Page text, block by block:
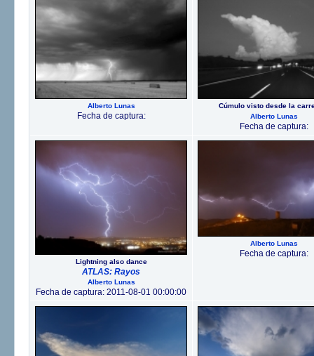
Alberto Lunas
Fecha de captura:
Cúmulo visto desde la
Alberto Lunas
Fecha de captura:
Lightning also dance
ATLAS: Rayos
Alberto Lunas
Fecha de captura: 2011-08-01 00:00:00
Alberto Lunas
Fecha de captura: